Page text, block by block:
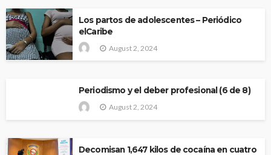
Los partos de adolescentes – Periódico
elCaribe
August 2, 2024
Periodismo y el deber profesional (6 de 8)
August 2, 2024
Decomisan 1,647 kilos de cocaína en cuatro